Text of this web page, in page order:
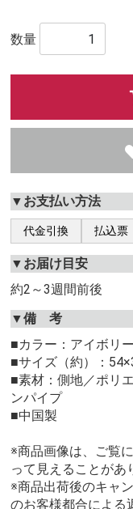
数量
▼お支払い方法
代金引換 払込票
▼お届け目安
約2～3週間前後
▼備 考
■カラー：アイボリー
■サイズ（約）：
■素材：側地／ポリ
ンパイプ
■中国製
※商品画像は、ご覧
って見えることがあ
※商品出荷後のキャ
のお客様都合による